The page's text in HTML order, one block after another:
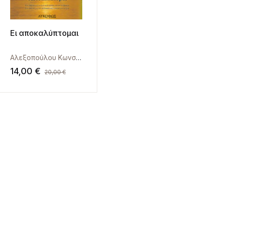
Ει αποκαλύπτομαι
Αλεξοπούλου Κωνσταντίνα
14,00 € 20,00€